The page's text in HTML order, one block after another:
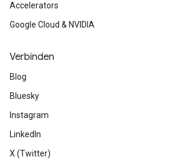
Accelerators
Google Cloud & NVIDIA
Verbinden
Blog
Bluesky
Instagram
LinkedIn
X (Twitter)